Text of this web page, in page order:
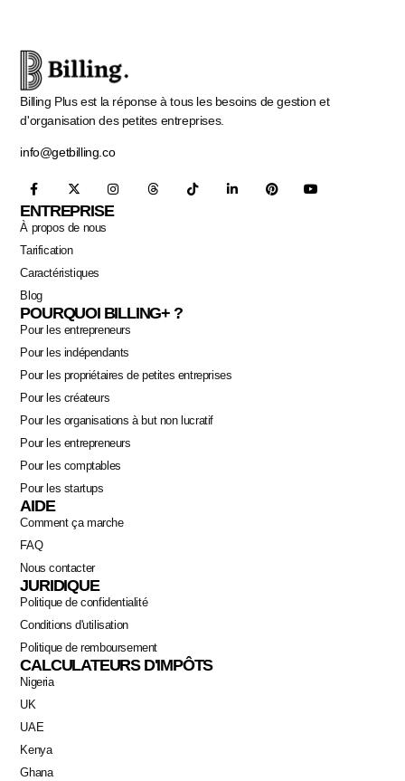
Billing Plus est la réponse à tous les besoins de gestion et
d'organisation des petites entreprises.
info@getbilling.co
ENTREPRISE
À propos de nous
Tarification
Caractéristiques
Blog
POURQUOI BILLING+ ?
Pour les entrepreneurs
Pour les indépendants
Pour les propriétaires de petites entreprises
Pour les créateurs
Pour les organisations à but non lucratif
Pour les entrepreneurs
Pour les comptables
Pour les startups
AIDE
Comment ça marche
FAQ
Nous contacter
JURIDIQUE
Politique de confidentialité
Conditions d'utilisation
Politique de remboursement
CALCULATEURS D'IMPÔTS
Nigeria
UK
UAE
Kenya
Ghana